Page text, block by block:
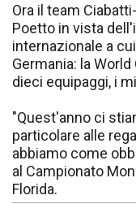
Ora il team
Poetto in vista
internazionale a
Germania: la
dieci equipaggi, i
"Quest'anno ci
particolare alle
abbiamo come
al Campionato
Florida.